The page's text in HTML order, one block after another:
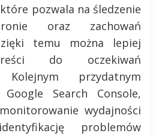
pozwala na śledzenie
oraz zachowań
temu można lepiej
do oczekiwań
Kolejnym przydatnym
Search Console,
wydajności
problemów